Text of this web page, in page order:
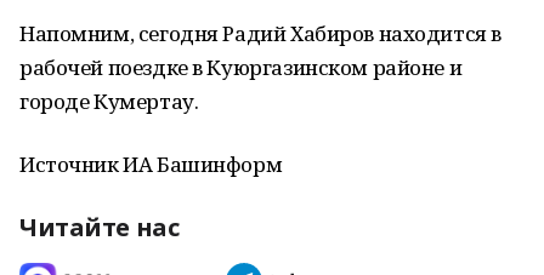
Напомним, сегодня Радий Хабиров находится в
рабочей поездке в Куюргазинском районе и
городе Кумертау.
Источник ИА Башинформ
Читайте нас